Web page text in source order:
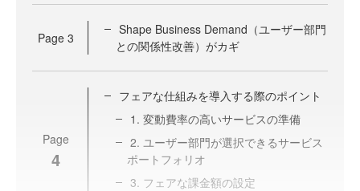
Page 3
Shape Business Demand（ユーザー部門
との関係性改善）がカギ
Page
4
フェアな仕組みを導入する際のポイント
1. 変動費率の高いサービスの準備
2. ユーザー部門が選択できるサービス
ポートフォリオ
3. フェアな課金額の設定